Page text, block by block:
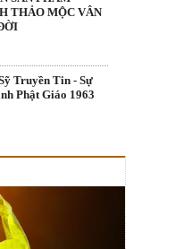
THẢO MỘC VÂN
Truyền Tin - Sự
Phật Giáo 1963